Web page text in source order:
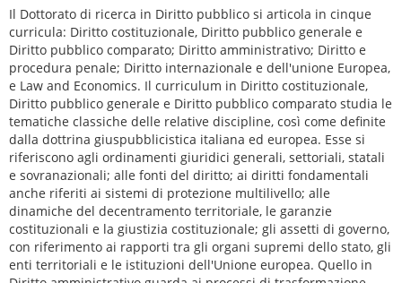
Il Dottorato di ricerca in Diritto pubblico si articola in cinque
curricula: Diritto costituzionale, Diritto pubblico generale e
Diritto pubblico comparato; Diritto amministrativo; Diritto e
procedura penale; Diritto internazionale e dell'unione Europea,
e Law and Economics. Il curriculum in Diritto costituzionale,
Diritto pubblico generale e Diritto pubblico comparato studia le
tematiche classiche delle relative discipline, così come definite
dalla dottrina giuspubblicistica italiana ed europea. Esse si
riferiscono agli ordinamenti giuridici generali, settoriali, statali
e sovranazionali; alle fonti del diritto; ai diritti fondamentali
anche riferiti ai sistemi di protezione multilivello; alle
dinamiche del decentramento territoriale, le garanzie
costituzionali e la giustizia costituzionale; gli assetti di governo,
con riferimento ai rapporti tra gli organi supremi dello stato, gli
enti territoriali e le istituzioni dell'Unione europea. Quello in